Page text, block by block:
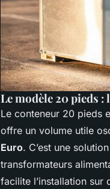
Le modèle 20 pieds
Le conteneur 20 pieds
offre un volume utile
Euro. C’est une
transformateurs
facilite l’installation